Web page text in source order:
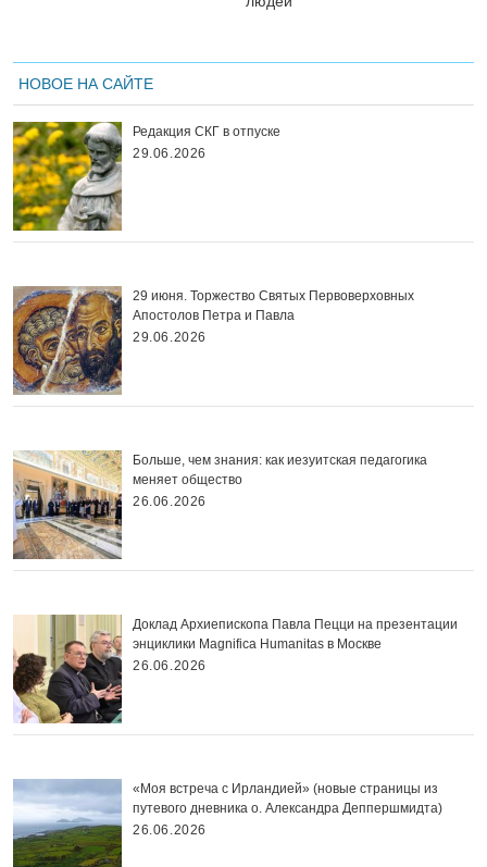
НОВОЕ НА САЙТЕ
Редакция СКГ в отпуске
29.06.2026
29 июня. Торжество Святых Первоверховных
Апостолов Петра и Павла
29.06.2026
Больше, чем знания: как иезуитская педагогика
меняет общество
26.06.2026
Доклад Архиепископа Павла Пецци на презентации
энциклики Magnifica Нumanitas в Москве
26.06.2026
«Моя встреча с Ирландией» (новые страницы из
путевого дневника о. Александра Деппершмидта)
26.06.2026